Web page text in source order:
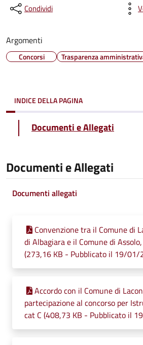
Condividi
Argomenti
Concorsi Trasparenza
INDICE DELLA PAGINA
Documenti e Allegati
Documenti e Allegati
Documenti allegati
Convenzione tra il Comune di
di Albagiara e il Comune di
(273,16 KB - Pubblicato il 19/01/
Accordo con il Comune di
partecipazione al concorso per
cat C (408,73 KB - Pubblicato il